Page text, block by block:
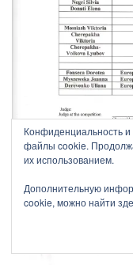
Конфиденциальность
файлы cookie.
их использованием.
Дополнительную
cookie, можно найти